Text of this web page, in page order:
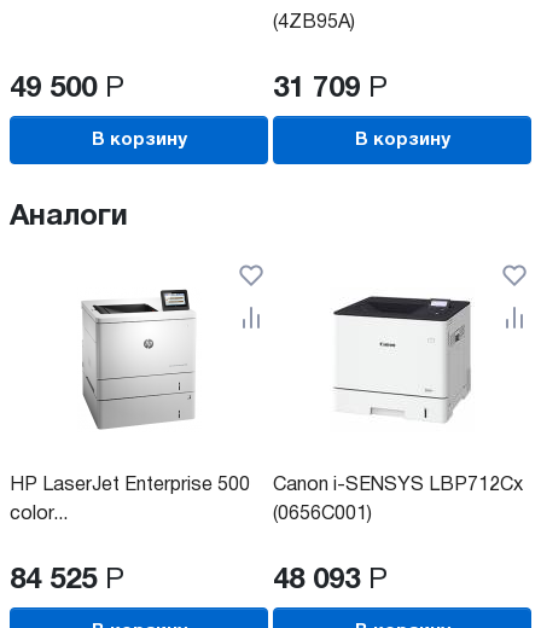
49 500 Р
В корзину
(4ZB95A)
31 709 Р
В корзину
Аналоги
HP LaserJet Enterprise 500
color...
84 525 Р
Canon i-SENSYS LBP712Cx
(0656C001)
48 093 Р